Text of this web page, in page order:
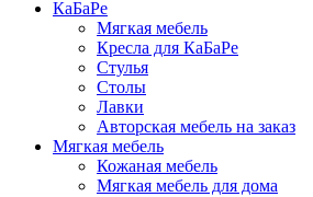
КаБаРе
Мягкая мебель
Кресла для КаБаРе
Стулья
Столы
Лавки
Авторская мебель на заказ
Мягкая мебель
Кожаная мебель
Мягкая мебель для дома